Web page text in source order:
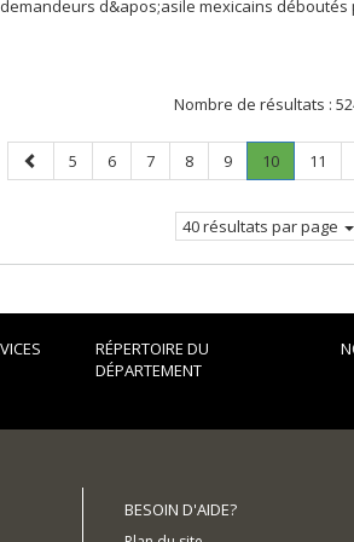
d&apos;asile mexicains déboutés
Nombre de résultats :
Page
précédente
Page
5 Page
6 Page
7 Page
8 Page
9 Page
10.
Page
Page
11
40 résultats par page
RÉPERTOIRE DU
DÉPARTEMENT
BESOIN D'AIDE?